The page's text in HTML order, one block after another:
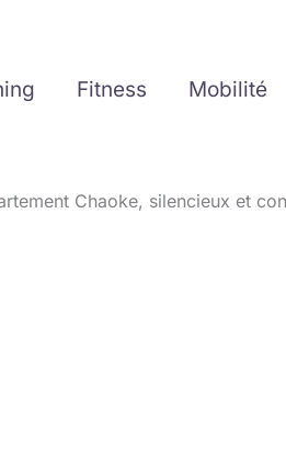
Fitness Mobilité
Chaoke, silencieux et